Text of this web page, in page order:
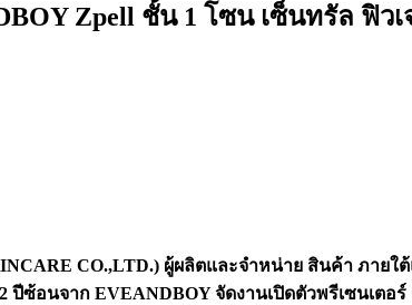
Zpell ชั้น 1 โซน เซ็นทรัล ฟิว
CO.,LTD.) ผู้ผลิตและจำหน่าย สินค้า ภายใต้
ปีซ้อนจาก EVEANDBOY จัดงานเปิดตัวพรีเซนเ